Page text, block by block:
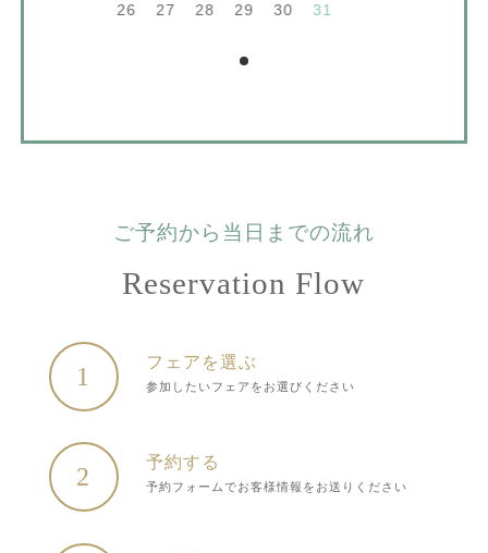
26 27 28 29 30 31
ご予約から当日までの流れ
Reservation Flow
1
フェアを選ぶ
参加したいフェアをお選びください
2
予約する
予約フォームでお客様情報をお送りください